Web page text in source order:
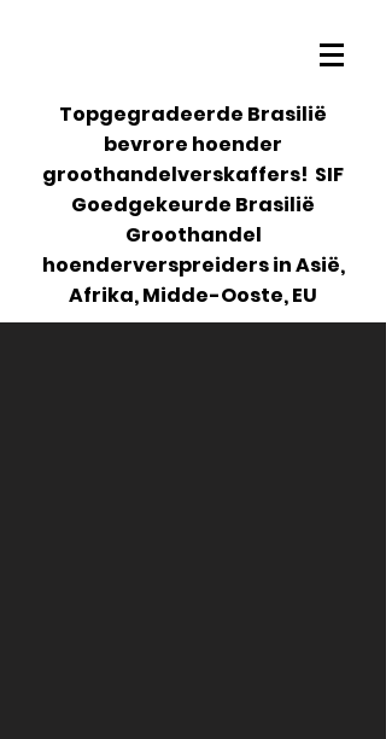
Topgegradeerde Brasilië
bevrore hoender
groothandelverskaffers! SIF
Goedgekeurde Brasilië
Groothandel
hoenderverspreiders in Asië,
Afrika, Midde-Ooste, EU